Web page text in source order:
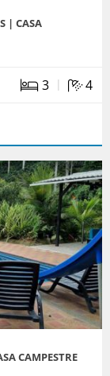
| CASA
3 | 4
CAMPESTRE